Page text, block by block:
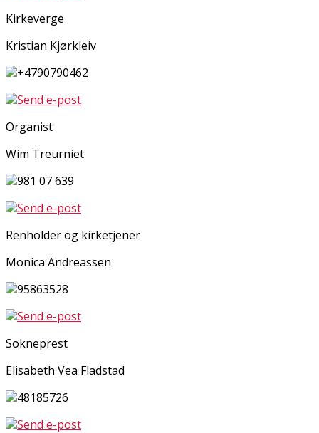
Kirkeverge
Kristian Kjørkleiv
+4790790462
Send e-post
Organist
Wim Treurniet
981 07 639
Send e-post
Renholder og kirketjener
Monica Andreassen
95863528
Send e-post
Sokneprest
Elisabeth Vea Fladstad
48185726
Send e-post